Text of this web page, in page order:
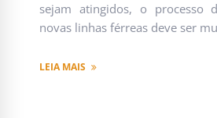
sejam atingidos, o processo
novas linhas férreas deve ser
LEIA MAIS